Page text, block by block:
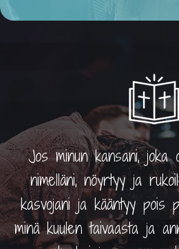
Jos minun kansani, joka
nimelläni, nöyrtyy ja
kasvojani ja kääntyy pois
minä kuulen taivaasta ja